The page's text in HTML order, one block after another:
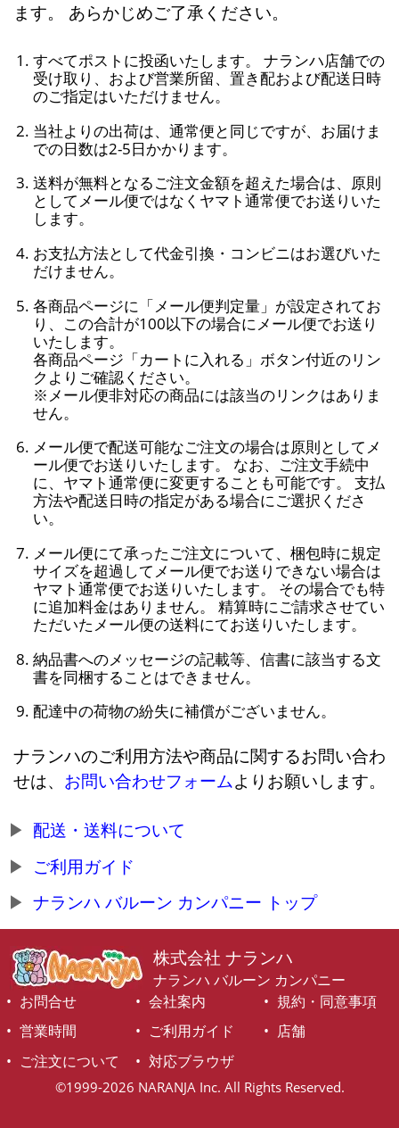
ます。 あらかじめご了承ください。
すべてポストに投函いたします。 ナランハ店舗での
受け取り、および営業所留、置き配および配送日時
のご指定はいただけません。
当社よりの出荷は、通常便と同じですが、お届けま
での日数は2-5日かかります。
送料が無料となるご注文金額を超えた場合は、原則
としてメール便ではなくヤマト通常便でお送りいた
します。
お支払方法として代金引換・コンビニはお選びいた
だけません。
各商品ページに「メール便判定量」が設定されてお
り、この合計が100以下の場合にメール便でお送り
いたします。
各商品ページ「カートに入れる」ボタン付近のリン
クよりご確認ください。
※メール便非対応の商品には該当のリンクはありま
せん。
メール便で配送可能なご注文の場合は原則としてメ
ール便でお送りいたします。 なお、ご注文手続中
に、ヤマト通常便に変更することも可能です。 支払
方法や配送日時の指定がある場合にご選択くださ
い。
メール便にて承ったご注文について、梱包時に規定
サイズを超過してメール便でお送りできない場合は
ヤマト通常便でお送りいたします。 その場合でも特
に追加料金はありません。 精算時にご請求させてい
ただいたメール便の送料にてお送りいたします。
納品書へのメッセージの記載等、信書に該当する文
書を同梱することはできません。
配達中の荷物の紛失に補償がございません。
ナランハのご利用方法や商品に関するお問い合わ
せは、 お問い合わせフォームよりお願いします。
配送・送料について
ご利用ガイド
ナランハ バルーン カンパニー トップ
株式会社 ナランハ
ナランハ バルーン カンパニー
お問合せ
会社案内
規約・同意事項
営業時間
ご利用ガイド
店舗
ご注文について
対応ブラウザ
©1999-2026 NARANJA Inc. All Rights Reserved.